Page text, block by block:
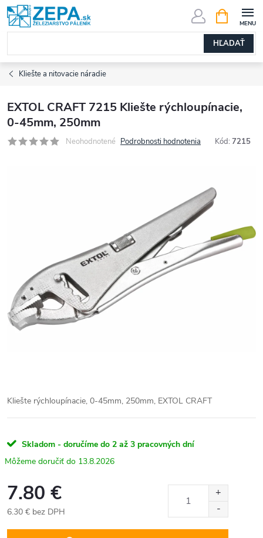
Prejsť
na
obsah
HĽADAŤ
KOŠÍK
Kliešte a nitovacie náradie
EXTOL CRAFT 7215 Kliešte rýchloupínacie,
0-45mm, 250mm
Neohodnotené Podrobnosti hodnotenia Kód: 7215
Kliešte rýchloupínacie, 0-45mm, 250mm, EXTOL CRAFT
Skladom - doručíme do 2 až 3 pracovných dní
13.8.2026
7.80 €
6.30 € bez DPH